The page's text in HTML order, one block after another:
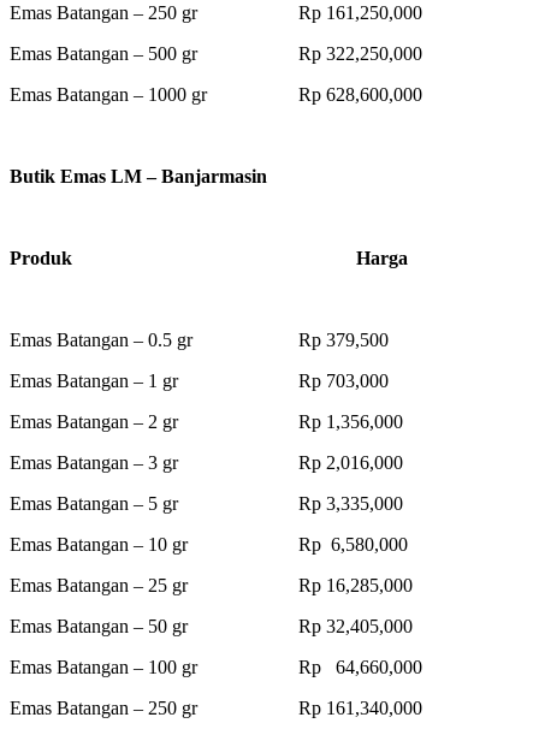
Emas Batangan – 250 gr Rp 161,250,000
Emas Batangan – 500 gr Rp 322,250,000
Emas Batangan – 1000 gr Rp 628,600,000
Butik Emas LM – Banjarmasin
Produk Harga
Emas Batangan – 0.5 gr Rp 379,500
Emas Batangan – 1 gr Rp 703,000
Emas Batangan – 2 gr Rp 1,356,000
Emas Batangan – 3 gr Rp 2,016,000
Emas Batangan – 5 gr Rp 3,335,000
Emas Batangan – 10 gr Rp 6,580,000
Emas Batangan – 25 gr Rp 16,285,000
Emas Batangan – 50 gr Rp 32,405,000
Emas Batangan – 100 gr Rp 64,660,000
Emas Batangan – 250 gr Rp 161,340,000